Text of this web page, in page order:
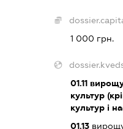
1 000 грн.
01.11
культур
культур і
01.13